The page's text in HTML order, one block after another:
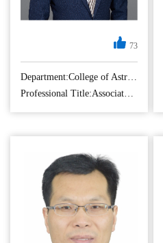
工学博士，博士生/
授。长期从事卫星
与遥感监测场景的
深度反演机制及方
法，主持国家自然
基金1项，装备发展
部预研基金3项，江
73
Department:College of Astronautics
Professional Title:Associate Professor